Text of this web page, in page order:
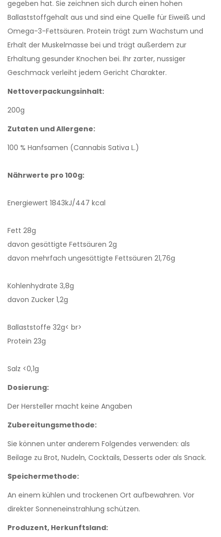
gegeben hat. Sie zeichnen sich durch einen hohen
Ballaststoffgehalt aus und sind eine Quelle für Eiweiß und
Omega-3-Fettsäuren. Protein trägt zum Wachstum und
Erhalt der Muskelmasse bei und trägt außerdem zur
Erhaltung gesunder Knochen bei. Ihr zarter, nussiger
Geschmack verleiht jedem Gericht Charakter.
Nettoverpackungsinhalt:
200g
Zutaten und Allergene:
100 % Hanfsamen (Cannabis Sativa L.)
Nährwerte pro 100g:
Energiewert 1843kJ/447 kcal
Fett 28g
davon gesättigte Fettsäuren 2g
davon mehrfach ungesättigte Fettsäuren 21,76g
Kohlenhydrate 3,8g
davon Zucker 1,2g
Ballaststoffe 32g< br>
Protein 23g
Salz <0,1g
Dosierung:
Der Hersteller macht keine Angaben
Zubereitungsmethode:
Sie können unter anderem Folgendes verwenden: als
Beilage zu Brot, Nudeln, Cocktails, Desserts oder als Snack.
Speichermethode:
An einem kühlen und trockenen Ort aufbewahren. Vor
direkter Sonneneinstrahlung schützen.
Produzent, Herkunftsland: